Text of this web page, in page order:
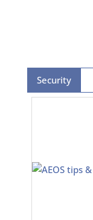
Security